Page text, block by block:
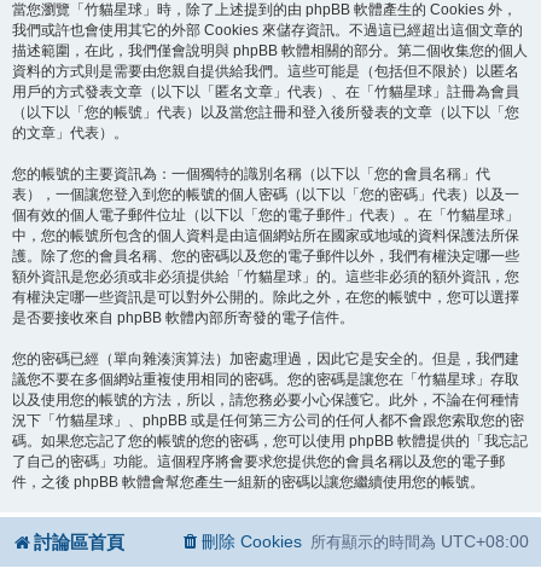
當您瀏覽「竹貓星球」時，除了上述提到的由 phpBB 軟體產生的 Cookies 外，
我們或許也會使用其它的外部 Cookies 來儲存資訊。不過這已經超出這個文章的
描述範圍，在此，我們僅會說明與 phpBB 軟體相關的部分。第二個收集您的個人
資料的方式則是需要由您親自提供給我們。這些可能是（包括但不限於）以匿名
用戶的方式發表文章（以下以「匿名文章」代表）、在「竹貓星球」註冊為會員
（以下以「您的帳號」代表）以及當您註冊和登入後所發表的文章（以下以「您
的文章」代表）。
您的帳號的主要資訊為：一個獨特的識別名稱（以下以「您的會員名稱」代
表），一個讓您登入到您的帳號的個人密碼（以下以「您的密碼」代表）以及一
個有效的個人電子郵件位址（以下以「您的電子郵件」代表）。在「竹貓星球」
中，您的帳號所包含的個人資料是由這個網站所在國家或地域的資料保護法所保
護。除了您的會員名稱、您的密碼以及您的電子郵件以外，我們有權決定哪一些
額外資訊是您必須或非必須提供給「竹貓星球」的。這些非必須的額外資訊，您
有權決定哪一些資訊是可以對外公開的。除此之外，在您的帳號中，您可以選擇
是否要接收來自 phpBB 軟體內部所寄發的電子信件。
您的密碼已經（單向雜湊演算法）加密處理過，因此它是安全的。但是，我們建
議您不要在多個網站重複使用相同的密碼。您的密碼是讓您在「竹貓星球」存取
以及使用您的帳號的方法，所以，請您務必要小心保護它。此外，不論在何種情
況下「竹貓星球」、phpBB 或是任何第三方公司的任何人都不會跟您索取您的密
碼。如果您忘記了您的帳號的您的密碼，您可以使用 phpBB 軟體提供的「我忘記
了自己的密碼」功能。這個程序將會要求您提供您的會員名稱以及您的電子郵
件，之後 phpBB 軟體會幫您產生一組新的密碼以讓您繼續使用您的帳號。
討論區首頁 所有顯示的時間為 UTC+08:00
刪除 Cookies